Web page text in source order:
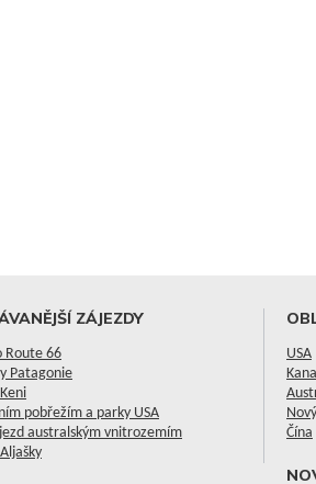
ZÁJEZDY
Route 66
Patagonie
pobřežím a parky USA
australským vnitrozemím
USA
Čína